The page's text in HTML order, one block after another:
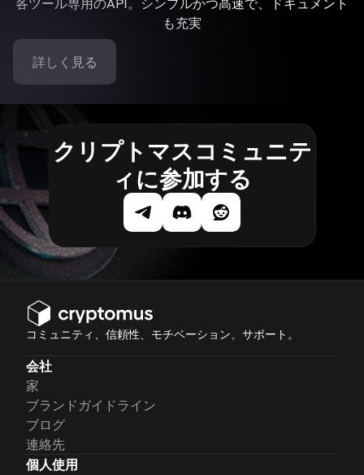
各ツール専用のAPI。シンプルかつ高速で、ドキュメント
も充実
詳しく見る
クリプトマスコミュニテ
ィに参加する
コミュニティ、信頼性、モチベーション、サポート。
会社
家
ブランドガイドライン
ブログ
連絡先
個人使用